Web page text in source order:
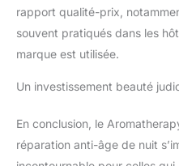
rapport qualité-prix,
souvent pratiqués dans les
marque est utilisée.
Un investissement beauté
En conclusion, le
réparation anti-âge de nuit